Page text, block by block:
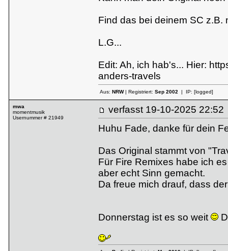
Find das bei deinem SC z.B.
L.G...
Edit: Ah, ich hab's... Hier:
anders-travels
Aus: NRW| Registriert: Sep 2002| IP: [logged]
mwa
momentmusik
Usernummer # 21949
verfasst 19-10-2025
Huhu Fade, danke für dein
Das Original stammt von
Für Fire Remixes habe ich
aber echt Sinn gemacht.
Da freue mich drauf, dass
Donnerstag ist es so weit